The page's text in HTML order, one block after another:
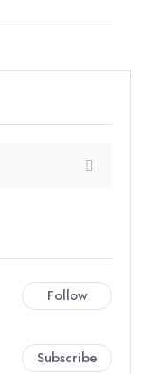
Follow
Subscribe